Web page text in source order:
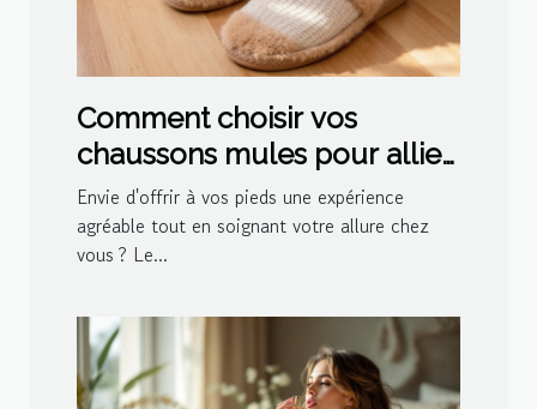
Comment choisir vos
chaussons mules pour allier
confort et style ?
Envie d'offrir à vos pieds une expérience
agréable tout en soignant votre allure chez
vous ? Le...